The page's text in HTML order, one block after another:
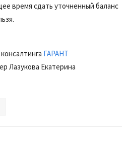
время сдать уточненный баланс
ГАРАНТ
Лазукова Екатерина